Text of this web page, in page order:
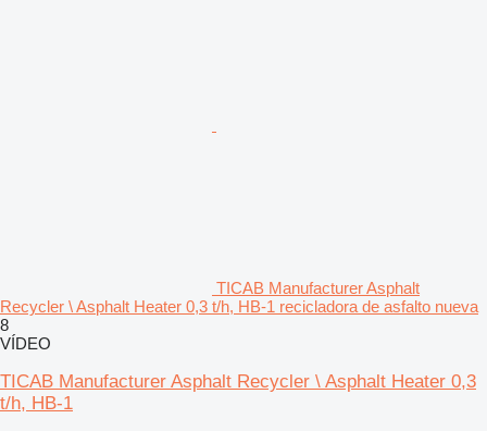
TICAB Manufacturer Asphalt
Recycler \ Asphalt Heater 0,3 t/h, HB-1 recicladora de asfalto nueva
8
VÍDEO
TICAB Manufacturer Asphalt Recycler \ Asphalt Heater 0,3
t/h, HB-1